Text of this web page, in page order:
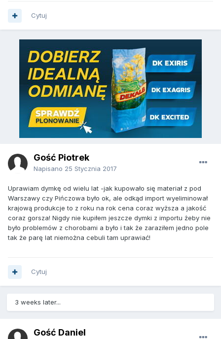
Cytuj
Gość Piotrek
Napisano 25 Stycznia 2017
Uprawiam dymkę od wielu lat -jak kupowało się materiał z pod
Warszawy czy Pińczowa było ok, ale odkąd import wyeliminował
krajową produkcje to z roku na rok cena coraz wyższa a jakość
coraz gorsza! Nigdy nie kupiłem jeszcze dymki z importu żeby nie
było problemów z chorobami a było i tak że zaraziłem jedno pole
tak że parę lat niemożna cebuli tam uprawiać!
Cytuj
3 weeks later...
Gość Daniel